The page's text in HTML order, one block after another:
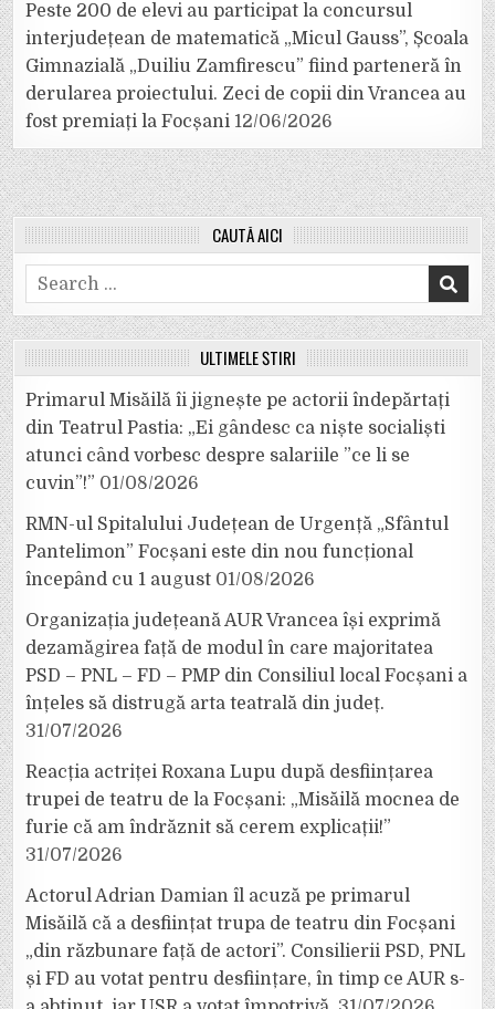
Peste 200 de elevi au participat la concursul
interjudețean de matematică „Micul Gauss”, Școala
Gimnazială „Duiliu Zamfirescu” fiind parteneră în
derularea proiectului. Zeci de copii din Vrancea au
fost premiați la Focșani 12/06/2026
CAUTĂ AICI
Search
for:
ULTIMELE ȘTIRI
Primarul Misăilă îi jignește pe actorii îndepărtați
din Teatrul Pastia: „Ei gândesc ca niște socialiști
atunci când vorbesc despre salariile ”ce li se
cuvin”!” 01/08/2026
RMN-ul Spitalului Județean de Urgență „Sfântul
Pantelimon” Focșani este din nou funcțional
începând cu 1 august 01/08/2026
Organizația județeană AUR Vrancea își exprimă
dezamăgirea față de modul în care majoritatea
PSD – PNL – FD – PMP din Consiliul local Focșani a
înțeles să distrugă arta teatrală din județ.
31/07/2026
Reacția actriței Roxana Lupu după desființarea
trupei de teatru de la Focșani: „Misăilă mocnea de
furie că am îndrăznit să cerem explicații!”
31/07/2026
Actorul Adrian Damian îl acuză pe primarul
Misăilă că a desființat trupa de teatru din Focșani
„din răzbunare față de actori”. Consilierii PSD, PNL
și FD au votat pentru desființare, în timp ce AUR s-